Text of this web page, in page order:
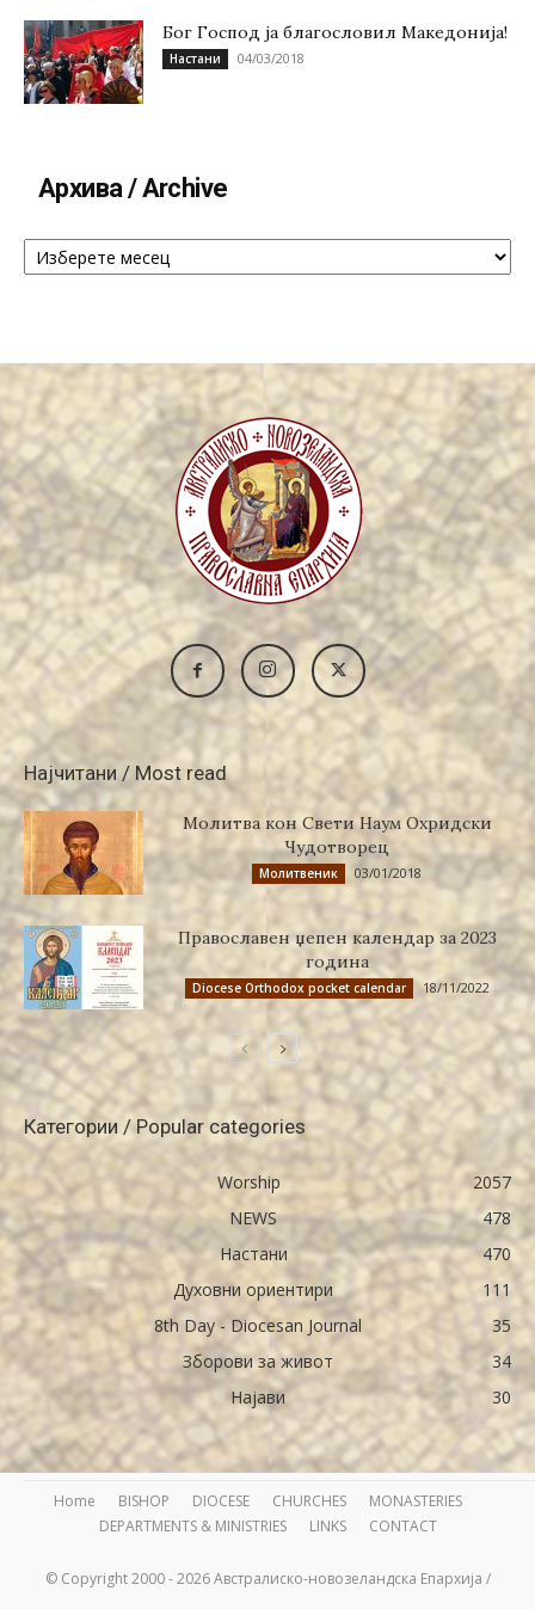
Бог Господ ја благословил Македонија!
Настани 04/03/2018
Архива / Archive
Архива
Најчитани / Most read
Молитва кон Свети Наум Охридски
Чудотворец
Молитвеник 03/01/2018
Православен џепен календар за 2023
година
Diocese Orthodox pocket calendar 18/11/2022
Категории / Popular categories
Worship
2057
NEWS
478
Настани
470
Духовни ориентири
111
8th Day - Diocesan Journal
35
Зборови за живот
34
Најави
30
Home BISHOP DIOCESE CHURCHES
MONASTERIES
DEPARTMENTS & MINISTRIES
LINKS CONTACT
© Copyright 2000 - 2026 Австралиско-новозеландска Епархија /